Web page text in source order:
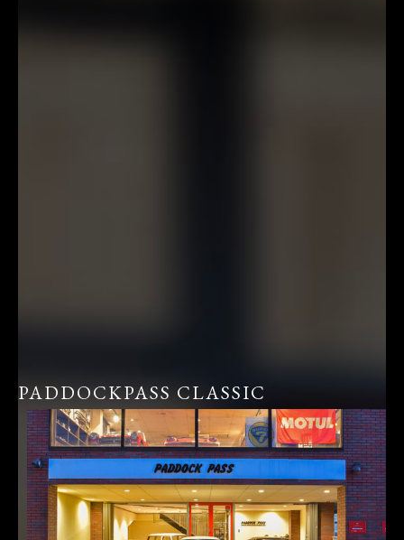
PADDOCKPASS CLASSIC